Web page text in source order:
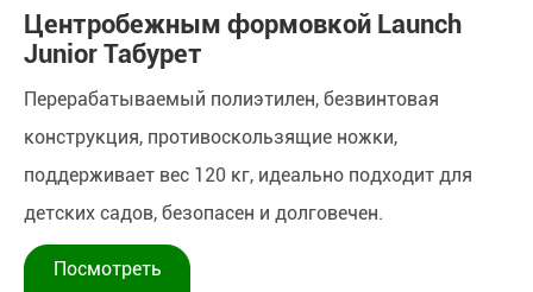
Центробежным формовкой Launch
Junior Табурет
Перерабатываемый полиэтилен, безвинтовая
конструкция, противоскользящие ножки,
поддерживает вес 120 кг, идеально подходит для
детских садов, безопасен и долговечен.
Посмотреть